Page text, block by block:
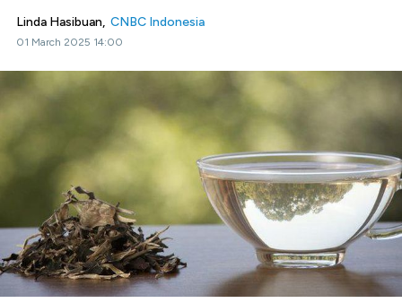
Linda Hasibuan, CNBC Indonesia
01 March 2025 14:00